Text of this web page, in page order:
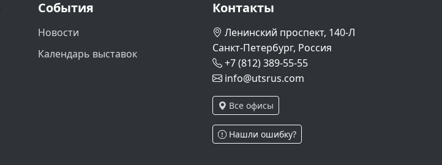
События
Новости
Календарь выставок
Контакты
Ленинский проспект, 140-Л
Санкт-Петербург, Россия
+7 (812) 389-55-55
info@utsrus.com
Все офисы
Нашли ошибку?